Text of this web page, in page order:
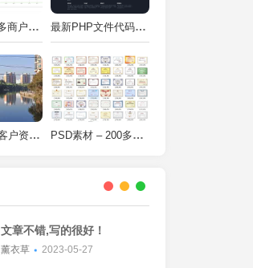
DSC大商创多商户电商系统完整部署教程（附PHP7.4/PHP8兼容修复方案） 最新PHP文件代码加密系统 在线PHP加密系统 全开源 亲测可用
Python源码客户资料管理系统V2.2一键运行 PSD素材 – 200多种类型证书PSD源码
文章不错,写的很好！
薰衣草 2023-05-27